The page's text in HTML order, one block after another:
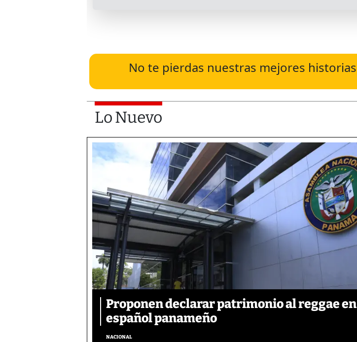
No te pierdas nuestras mejores historias
Lo Nuevo
Proponen declarar patrimonio al reggae en
español panameño
NACIONAL